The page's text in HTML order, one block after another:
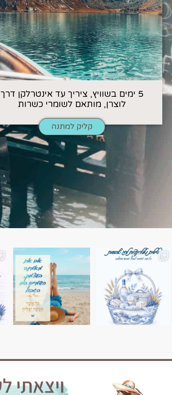
5 ימים בשוויץ, ציריך עד אינטרלקן דרך
לוצרן, מותאם לשומרי כשרות
קליק למתנה
השמים הם הגבול 💙🩵